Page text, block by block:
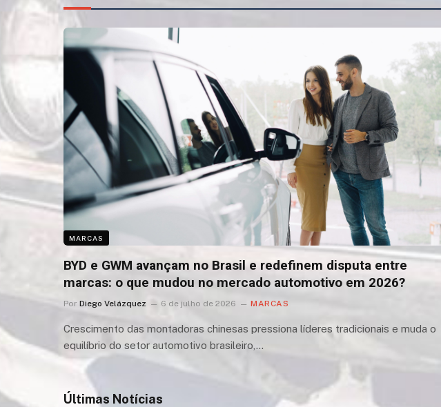
MARCAS
BYD e GWM avançam no Brasil e redefinem disputa entre
marcas: o que mudou no mercado automotivo em 2026?
Por Diego Velázquez 6 de julho de 2026 MARCAS
Crescimento das montadoras chinesas pressiona líderes tradicionais e muda o
equilíbrio do setor automotivo brasileiro,…
Últimas Notícias